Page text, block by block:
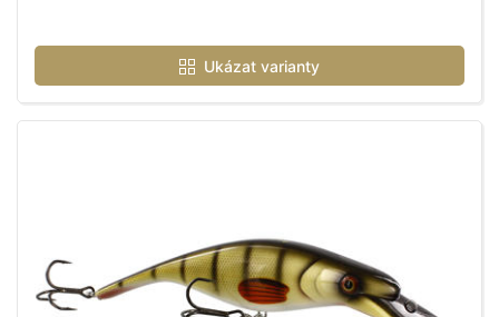
Ukázat varianty